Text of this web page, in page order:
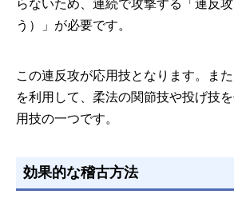
らないため、連続で攻撃する「連反
う）」が必要です。
この連反攻が応用技となります。ま
を利用して、柔法の関節技や投げ技
用技の一つです。
効果的な稽古方法